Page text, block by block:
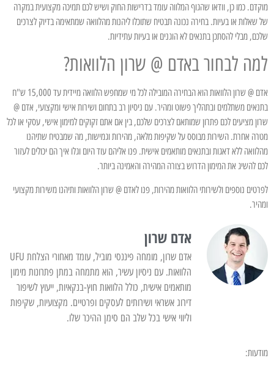
מוקדם. כמו כן, וודאו שהגוף המלווה עומד בדרישות החוק ושיש לכם תמיכה מקצועית במקרה
של שאלות או בעיות. בחירה נכונה תבטיח שתוכלו ליהנות מהלוואה שמתאימה בדיוק לצרכים
שלכם, מבלי להסתכן בתנאים לא הוגנים או בעיות עתידיות.
למה לבחור באדם @ שרון הלוואות?
אדם @ שרון הלוואות הוא הבחירה המובילה לכל מי שמחפש הלוואה מיידית עד 15,000 ש"ח
בתנאים משתלמים ובתהליך פשוט ומהיר. עם ניסיון רב בתחום ושירות אישי ומקצועי, אדם @
שרון מציעים לכם פתרון שמותאם לצרכים שלכם, בין אם אתם זקוקים למימון אישי, עסקי או לכל
מטרה אחרת. השירות מבוסס על שקיפות מלאה, מהירות וגמישות, מה שמבטיח שתיהנו
מהלוואה ללא דאגות ובתנאים מותאמים אישית. פנו אליהם עוד היום וגלו איך הם יכולים לעזור
לכם להשיג את המימון הדרוש בצורה המהירה והאמינה ביותר.
לפרטים נוספים ולשירותי הלוואות מהירות, פנו לאדם @ שרון הלוואות ותיהנו משירות מקצועי
ומהיר.
אדם שרון
אדם שרון, מומחה פיננסי מוביל, עומד מאחורי הצלחת UFU
הלוואות. עם ניסיון עשיר, הוא מתמחה במתן פתרונות מימון
מותאמים אישית, כולל הלוואות חוץ-בנקאיות, ייעוץ לשיפור
דירוג אשראי ושירותים לעסקים ופרטיים. מקצועיות, שקיפות
וליווי אישי בכל שלב הם סימן ההיכר שלו.
מודעות: